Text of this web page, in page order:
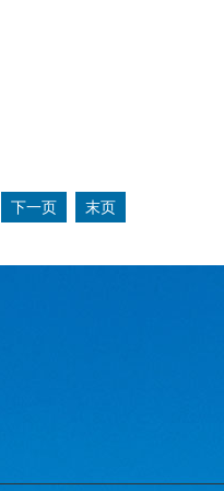
下一页 末页